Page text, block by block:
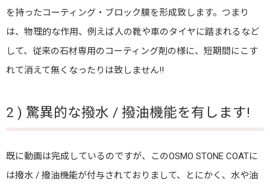
を持ったコーティング・ブロック膜を形成致します。つまり
は、物理的な作用、例えば人の靴や車のタイヤに踏まれるなど
して、従来の石材専用のコーティング剤の様に、短期間にこす
れて消えて無くなったりは致しません!!
2 ) 驚異的な撥水 / 撥油機能を有します!
既に動画は完成しているのですが、このOSMO STONE COATに
は撥水 / 撥油機能が付与されておりまして、とにかく、水や油